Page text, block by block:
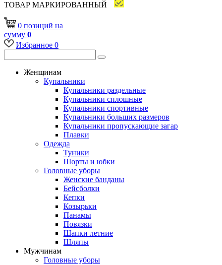
ТОВАР МАРКИРОВАННЫЙ
0 позиций на
сумму 0
Избранное 0
Женщинам
Купальники
Купальники раздельные
Купальники сплошные
Купальники спортивные
Купальники больших размеров
Купальники пропускающие загар
Плавки
Одежда
Туники
Шорты и юбки
Головные уборы
Женские банданы
Бейсболки
Кепки
Козырьки
Панамы
Повязки
Шапки летние
Шляпы
Мужчинам
Головные уборы